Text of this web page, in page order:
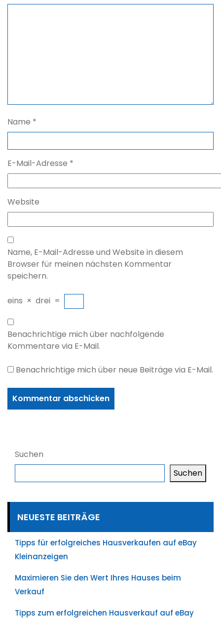
Name *
E-Mail-Adresse *
Website
Name, E-Mail-Adresse und Website in diesem
Browser für meinen nächsten Kommentar
speichern.
eins × drei =
Benachrichtige mich über nachfolgende
Kommentare via E-Mail.
Benachrichtige mich über neue Beiträge via E-Mail.
Suchen
Suchen
NEUESTE BEITRÄGE
Tipps für erfolgreiches Hausverkaufen auf eBay
Kleinanzeigen
Maximieren Sie den Wert Ihres Hauses beim
Verkauf
Tipps zum erfolgreichen Hausverkauf auf eBay